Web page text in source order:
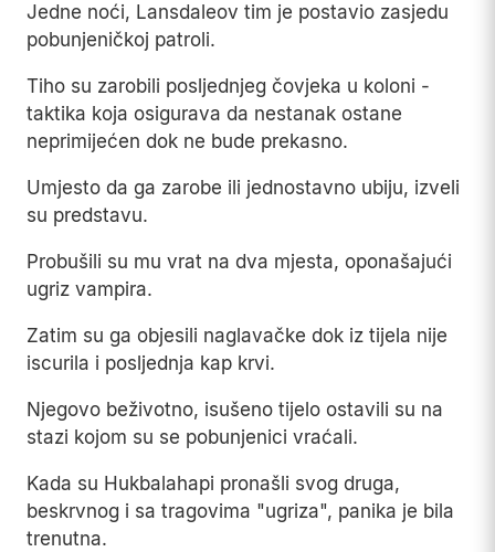
Jedne noći, Lansdaleov tim je postavio zasjedu
pobunjeničkoj patroli.
Tiho su zarobili posljednjeg čovjeka u koloni -
taktika koja osigurava da nestanak ostane
neprimijećen dok ne bude prekasno.
Umjesto da ga zarobe ili jednostavno ubiju, izveli
su predstavu.
Probušili su mu vrat na dva mjesta, oponašajući
ugriz vampira.
Zatim su ga objesili naglavačke dok iz tijela nije
iscurila i posljednja kap krvi.
Njegovo beživotno, isušeno tijelo ostavili su na
stazi kojom su se pobunjenici vraćali.
Kada su Hukbalahapi pronašli svog druga,
beskrvnog i sa tragovima "ugriza", panika je bila
trenutna.